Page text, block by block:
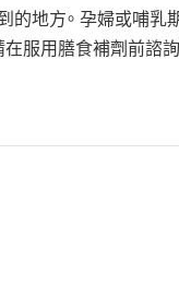
地方。 孕婦或哺乳
在服用膳食補劑前諮